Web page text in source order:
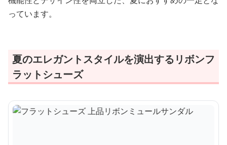
っています。
夏のエレガントスタイルを演出するリボンフ
ラットシューズ